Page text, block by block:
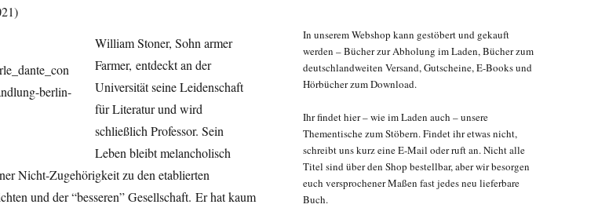
William Stoner, Sohn armer
Farmer, entdeckt an der
Universität seine Leidenschaft
für Literatur und wird
schließlich Professor. Sein
Leben bleibt melancholisch
Nicht-Zugehörigkeit zu den etablierten
und der “besseren” Gesellschaft. Er hat kaum
In unserem Webshop kann gestöbert und gekauft
werden – Bücher zur Abholung im Laden, Bücher zum
deutschlandweiten Versand, Gutscheine, E-Books und
Hörbücher zum Download.
Ihr findet hier – wie im Laden auch – unsere
Thementische zum Stöbern. Findet ihr etwas nicht,
schreibt uns kurz eine E-Mail oder ruft an. Nicht alle
Titel sind über den Shop bestellbar, aber wir besorgen
euch versprochener Maßen fast jedes neu lieferbare
Buch.